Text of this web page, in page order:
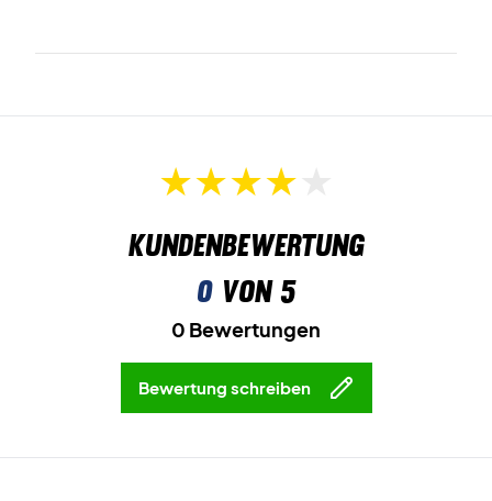
Kundenbewertung
0von 5
0 Bewertungen
Bewertung schreiben